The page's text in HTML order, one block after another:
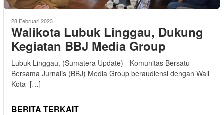
28 Februari 2023
Walikota Lubuk Linggau, Dukung
Kegiatan BBJ Media Group
Lubuk Linggau, (Sumatera Update) - Komunitas Bersatu
Bersama Jurnalis (BBJ) Media Group beraudiensi dengan Wali
Kota […]
BERITA TERKAIT